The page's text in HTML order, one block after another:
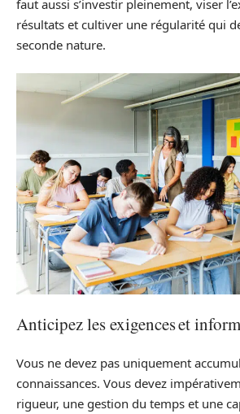
faut aussi s’investir pleinement, viser
résultats et cultiver une régularité qui
seconde nature.
Anticipez les exigences et
Vous ne devez pas uniquement
connaissances. Vous devez
rigueur, une gestion du temps et une